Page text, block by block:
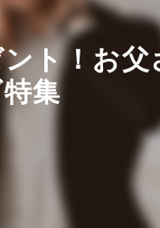
ト！お父
集